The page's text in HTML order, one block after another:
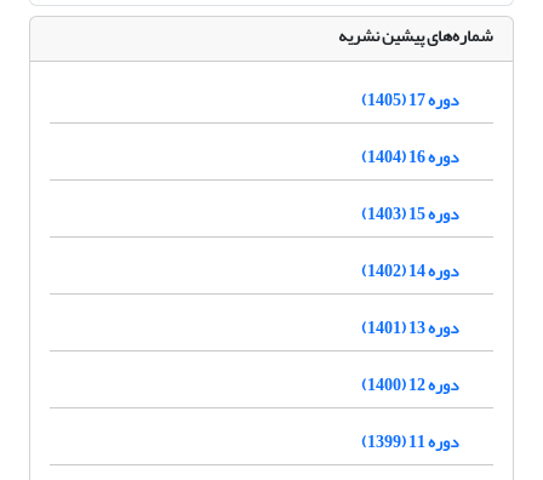
شماره‌های پیشین نشریه
دوره 17 (1405)
دوره 16 (1404)
دوره 15 (1403)
دوره 14 (1402)
دوره 13 (1401)
دوره 12 (1400)
دوره 11 (1399)